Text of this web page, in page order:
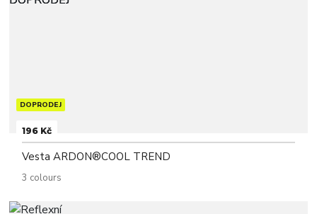
DOPRODEJ
196 Kč
Vesta ARDON®COOL TREND
3 colours